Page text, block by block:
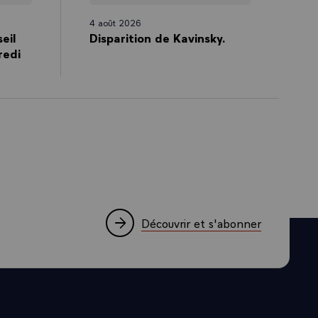
je vois
de la
nos
travailler.
4 août 2026
Disparition de Kavinsky.
Découvrir et s'abonner